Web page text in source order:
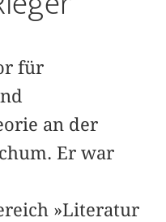
für
an der
Er war
»Literatur